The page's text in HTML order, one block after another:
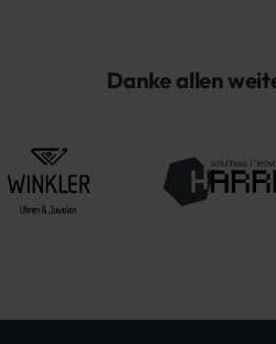
Danke allen